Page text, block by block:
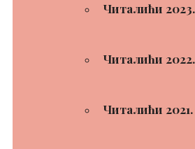
Читалићи 2023.
Читалићи 2022.
Читалићи 2021.